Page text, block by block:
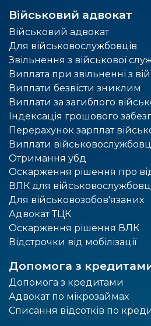
Військовий адвокат
Військовий адвокат
Для військовослужбовців
Звільнення з військової
Виплата при звільненні з
Виплати безвісти зниклим
Виплати за загиблого
Перерахунок зарплат
Виплати
Отримання убд
ВЛК для
Для військовозобов'язаних
Адвокат ТЦК
Оскарження рішення ВЛК
Відстрочки від мобілізації
Допомога з
Допомога з кредитами
Адвокат по мікрозаймах
Списання відсотків по